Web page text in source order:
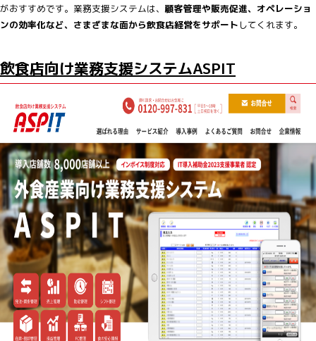
がおすすめです。業務支援システムは、顧客管理や販売促進、オペレーショ
ンの効率化など、さまざまな面から飲食店経営をサポート してくれます。
飲食店向け業務支援システムASPIT